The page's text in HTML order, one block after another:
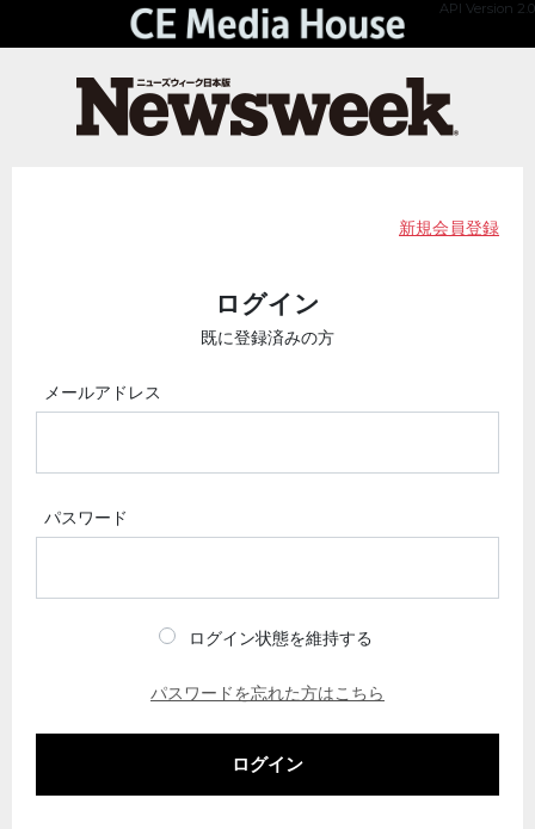
API Version 2.0
新規会員登録
ログイン
既に登録済みの方
メールアドレス
パスワード
ログイン状態を維持する
パスワードを忘れた方はこちら
ログイン